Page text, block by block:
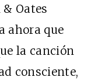
Oates
ahora que
la canción
consciente,